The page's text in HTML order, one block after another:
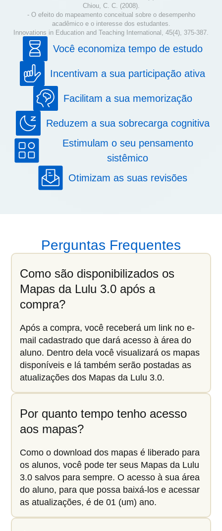
Chiou, C. C. (2008).
- O efeito do mapeamento conceitual sobre o desempenho
acadêmico e o interesse dos estudantes.
Innovations in Education and Teaching International, 45(4), 375-387.
Você economiza tempo de estudo
Incentivam a sua participação ativa
Facilitam a sua memorização
Reduzem a sua sobrecarga cognitiva
Estimulam o seu pensamento
sistêmico
Otimizam as suas revisões
Perguntas Frequentes
Como são disponibilizados os
Mapas da Lulu 3.0 após a
compra?
Após a compra, você receberá um link no e-
mail cadastrado que dará acesso à área do
aluno. Dentro dela você visualizará os mapas
disponíveis e lá também serão postadas as
atualizações dos Mapas da Lulu 3.0.
Por quanto tempo tenho acesso
aos mapas?
Como o download dos mapas é liberado para
os alunos, você pode ter seus Mapas da Lulu
3.0 salvos para sempre. O acesso à sua área
do aluno, para que possa baixá-los e acessar
as atualizações, é de 01 (um) ano.